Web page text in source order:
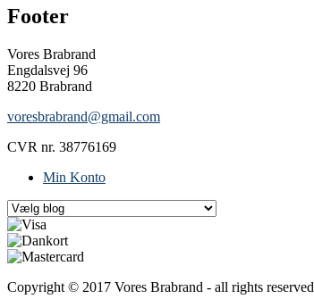
Footer
Vores Brabrand
Engdalsvej 96
8220 Brabrand
voresbrabrand@gmail.com
CVR nr. 38776169
Min Konto
Copyright © 2017 Vores Brabrand - all rights reserved